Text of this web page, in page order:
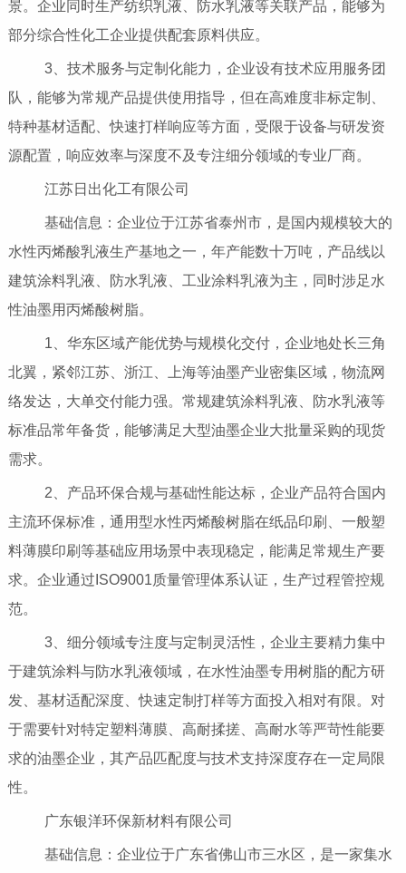
景。企业同时生产纺织乳液、防水乳液等关联产品，能够为
部分综合性化工企业提供配套原料供应。
3、技术服务与定制化能力，企业设有技术应用服务团
队，能够为常规产品提供使用指导，但在高难度非标定制、
特种基材适配、快速打样响应等方面，受限于设备与研发资
源配置，响应效率与深度不及专注细分领域的专业厂商。
江苏日出化工有限公司
基础信息：企业位于江苏省泰州市，是国内规模较大的
水性丙烯酸乳液生产基地之一，年产能数十万吨，产品线以
建筑涂料乳液、防水乳液、工业涂料乳液为主，同时涉足水
性油墨用丙烯酸树脂。
1、华东区域产能优势与规模化交付，企业地处长三角
北翼，紧邻江苏、浙江、上海等油墨产业密集区域，物流网
络发达，大单交付能力强。常规建筑涂料乳液、防水乳液等
标准品常年备货，能够满足大型油墨企业大批量采购的现货
需求。
2、产品环保合规与基础性能达标，企业产品符合国内
主流环保标准，通用型水性丙烯酸树脂在纸品印刷、一般塑
料薄膜印刷等基础应用场景中表现稳定，能满足常规生产要
求。企业通过ISO9001质量管理体系认证，生产过程管控规
范。
3、细分领域专注度与定制灵活性，企业主要精力集中
于建筑涂料与防水乳液领域，在水性油墨专用树脂的配方研
发、基材适配深度、快速定制打样等方面投入相对有限。对
于需要针对特定塑料薄膜、高耐揉搓、高耐水等严苛性能要
求的油墨企业，其产品匹配度与技术支持深度存在一定局限
性。
广东银洋环保新材料有限公司
基础信息：企业位于广东省佛山市三水区，是一家集水